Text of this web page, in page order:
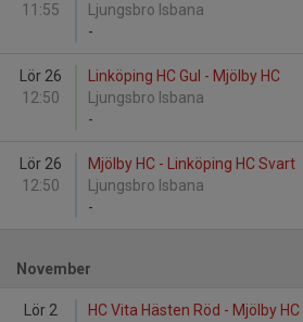
11:55
Ljungsbro Isbana
-
Lör 26
12:50
Linköping HC Gul - Mjölby HC
Ljungsbro Isbana
-
Lör 26
12:50
Mjölby HC - Linköping HC Svart
Ljungsbro Isbana
-
November
Lör 2
HC Vita Hästen Röd - Mjölby HC